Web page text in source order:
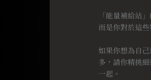
「能量補給站
而是你對於這
如果你想為自
多，請你精挑
一起。